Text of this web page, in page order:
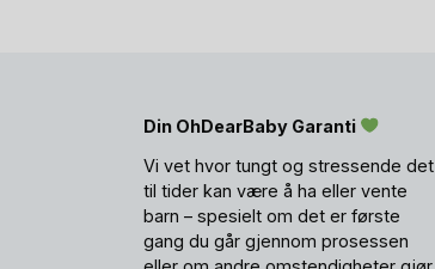
Din OhDearBaby Garanti
Vi vet hvor tungt og stressende det
til tider kan være å ha eller vente
barn – spesielt om det er første
gang du går gjennom prosessen